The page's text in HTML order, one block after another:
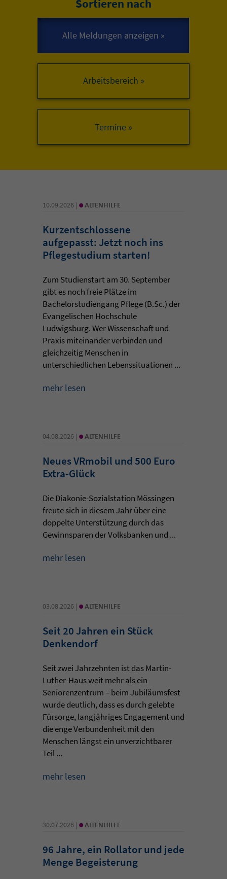
Sortieren nach
Arbeitsbereich »
10.09.2026 | • ALTENHILFE
Kurzentschlossene
aufgepasst: Jetzt noch ins
Pflegestudium starten!
Zum Studienstart am 30. September
gibt es noch freie Plätze im
Bachelorstudiengang Pflege (B.Sc.) der
Evangelischen Hochschule
Ludwigsburg. Wer Wissenschaft und
Praxis miteinander verbinden und
gleichzeitig Menschen in
unterschiedlichen Lebenssituationen ...
mehr lesen
04.08.2026 | • ALTENHILFE
Neues VRmobil und 500 Euro
Extra-Glück
Die Diakonie-Sozialstation Mössingen
freute sich in diesem Jahr über eine
doppelte Unterstützung durch das
Gewinnsparen der Volksbanken und ...
mehr lesen
03.08.2026 | • ALTENHILFE
Seit 20 Jahren ein Stück
Denkendorf
Seit zwei Jahrzehnten ist das Martin-
Luther-Haus weit mehr als ein
Seniorenzentrum – beim Jubiläumsfest
wurde deutlich, dass es durch gelebte
Fürsorge, langjähriges Engagement und
die enge Verbundenheit mit den
Menschen längst ein unverzichtbarer
Teil ...
mehr lesen
30.07.2026 | • ALTENHILFE
96 Jahre, ein Rollator und jede
Menge Begeisterung